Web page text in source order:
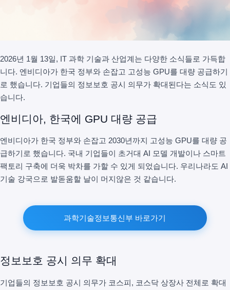
2026년 1월 13일, IT 과학 기술과 산업계는 다양한 소식들로 가득합
니다. 엔비디아가 한국 정부와 손잡고 고성능 GPU를 대량 공급하기
로 했습니다. 기업들의 정보보호 공시 의무가 확대된다는 소식도 있
습니다.
엔비디아, 한국에 GPU 대량 공급
엔비디아가 한국 정부와 손잡고 2030년까지 고성능 GPU를 대량 공
급하기로 했습니다. 국내 기업들이 초거대 AI 모델 개발이나 스마트
팩토리 구축에 더욱 박차를 가할 수 있게 되었습니다. 우리나라도 AI
기술 강국으로 발돋움할 날이 머지않은 것 같습니다.
과학기술정보통신부 바로가기
정보보호 공시 의무 확대
기업들의 정보보호 공시 의무가 코스피, 코스닥 상장사 전체로 확대